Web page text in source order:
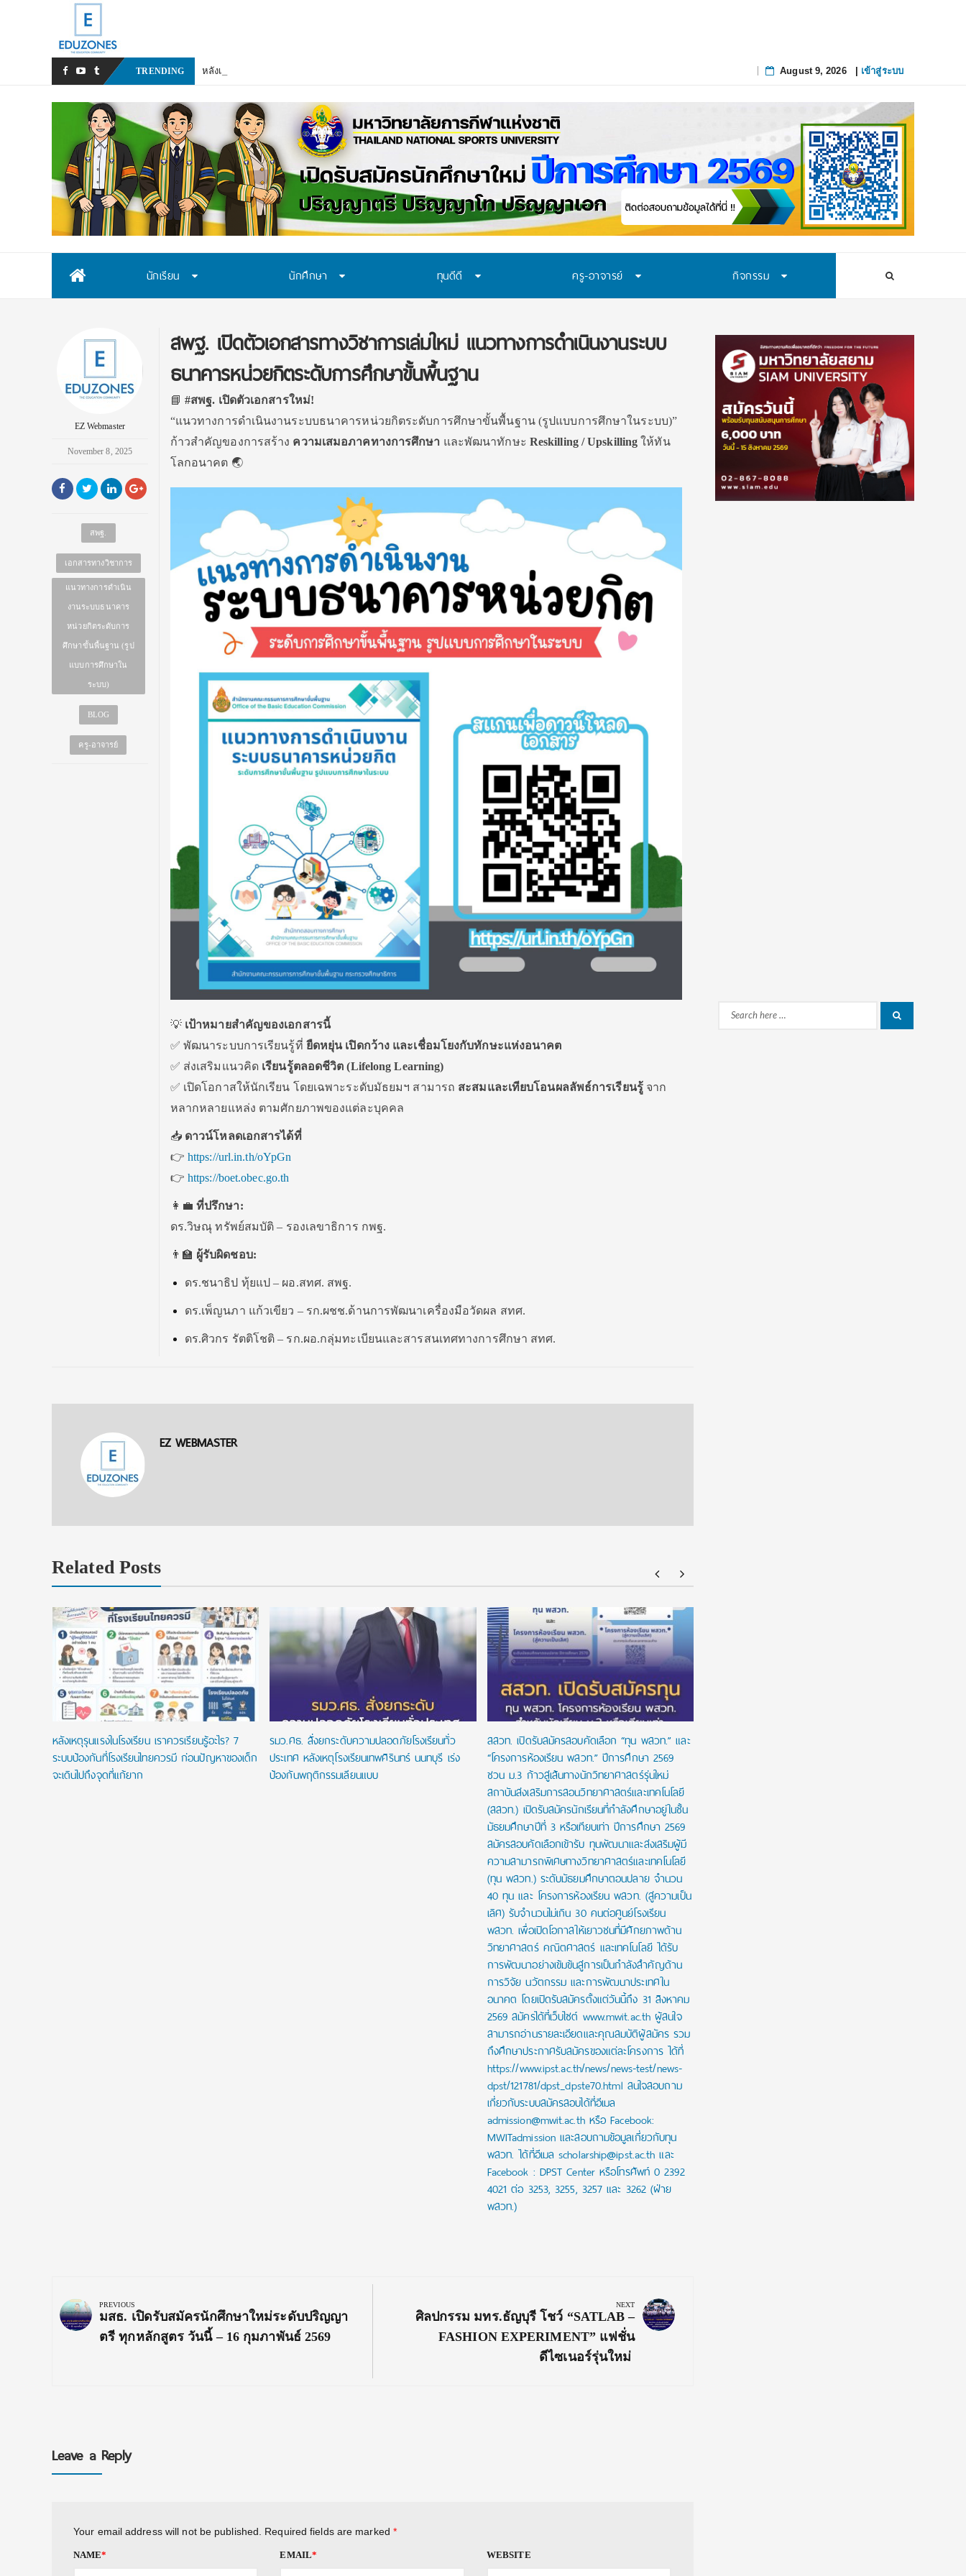
TRENDING
หลังเหตุรุนแรงในโรงเรียน เราควรเรียนรู้อะไร? 7 ระบบป้องกันที่โรงเรียนไ
August 9, 2026| เข้าสู่ระบบ
นักเรียน นักศึกษา ทุนดีดี ครู-อาจารย์ กิจกรรม
EZ Webmaster
November 8, 2025
สพฐ.
เอกสารทางวิชาการ
แนวทางการดำเนิน
งานระบบธนาคาร
หน่วยกิตระดับการ
ศึกษาขั้นพื้นฐาน (รูป
แบบการศึกษาใน
ระบบ)
BLOG
ครู-อาจารย์
สพฐ. เปิดตัวเอกสารทางวิชาการเล่มใหม่ แนวทางการดำเนินงานระบบ
ธนาคารหน่วยกิตระดับการศึกษาขั้นพื้นฐาน
📘 #สพฐ. เปิดตัวเอกสารใหม่!
“แนวทางการดำเนินงานระบบธนาคารหน่วยกิตระดับการศึกษาขั้นพื้นฐาน (รูปแบบการศึกษาในระบบ)”
ก้าวสำคัญของการสร้าง ความเสมอภาคทางการศึกษา และพัฒนาทักษะ Reskilling / Upskilling ให้ทัน
โลกอนาคต 🌏
💡 เป้าหมายสำคัญของเอกสารนี้
✅ พัฒนาระบบการเรียนรู้ที่ ยืดหยุ่น เปิดกว้าง และเชื่อมโยงกับทักษะแห่งอนาคต
✅ ส่งเสริมแนวคิด เรียนรู้ตลอดชีวิต (Lifelong Learning)
✅ เปิดโอกาสให้นักเรียน โดยเฉพาะระดับมัธยมฯ สามารถ สะสมและเทียบโอนผลลัพธ์การเรียนรู้จาก
หลากหลายแหล่ง ตามศักยภาพของแต่ละบุคคล
📥 ดาวน์โหลดเอกสารได้ที่
👉 https://url.in.th/oYpGn
👉 https://boet.obec.go.th
👩‍💼 ที่ปรึกษา:
ดร.วิษณุ ทรัพย์สมบัติ – รองเลขาธิการ กพฐ.
👨‍🏫 ผู้รับผิดชอบ:
ดร.ชนาธิป ทุ้ยแป – ผอ.สทศ. สพฐ.
ดร.เพ็ญนภา แก้วเขียว – รก.ผชช.ด้านการพัฒนาเครื่องมือวัดผล สทศ.
ดร.ศิวกร รัตติโชติ – รก.ผอ.กลุ่มทะเบียนและสารสนเทศทางการศึกษา สทศ.
EZ WEBMASTER
Related Posts
หลังเหตุรุนแรงในโรงเรียน เราควรเรียนรู้อะไร? 7
ระบบป้องกันที่โรงเรียนไทยควรมี ก่อนปัญหาของเด็ก
จะเดินไปถึงจุดที่แก้ยาก
รมว.ศธ. สั่งยกระดับความปลอดภัยโรงเรียนทั่ว
ประเทศ หลังเหตุโรงเรียนเทพศิรินทร์ นนทบุรี เร่ง
ป้องกันพฤติกรรมเลียนแบบ
สสวท. เปิดรับสมัครสอบคัดเลือก “ทุน พสวท.” และ
“โครงการห้องเรียน พสวท.” ปีการศึกษา 2569
ชวน ม.3 ก้าวสู่เส้นทางนักวิทยาศาสตร์รุ่นใหม่
สถาบันส่งเสริมการสอนวิทยาศาสตร์และเทคโนโลยี
(สสวท.) เปิดรับสมัครนักเรียนที่กำลังศึกษาอยู่ในชั้น
มัธยมศึกษาปีที่ 3 หรือเทียบเท่า ปีการศึกษา 2569
สมัครสอบคัดเลือกเข้ารับ ทุนพัฒนาและส่งเสริมผู้มี
ความสามารถพิเศษทางวิทยาศาสตร์และเทคโนโลยี
(ทุน พสวท.) ระดับมัธยมศึกษาตอนปลาย จำนวน
40 ทุน และ โครงการห้องเรียน พสวท. (สู่ความเป็น
เลิศ) รับจำนวนไม่เกิน 30 คนต่อศูนย์โรงเรียน
พสวท. เพื่อเปิดโอกาสให้เยาวชนที่มีศักยภาพด้าน
วิทยาศาสตร์ คณิตศาสตร์ และเทคโนโลยี ได้รับ
การพัฒนาอย่างเข้มข้นสู่การเป็นกำลังสำคัญด้าน
การวิจัย นวัตกรรม และการพัฒนาประเทศใน
อนาคต โดยเปิดรับสมัครตั้งแต่วันนี้ถึง 31 สิงหาคม
2569 สมัครได้ที่เว็บไซต์ www.mwit.ac.th ผู้สนใจ
สามารถอ่านรายละเอียดและคุณสมบัติผู้สมัคร รวม
ถึงศึกษาประกาศรับสมัครของแต่ละโครงการ ได้ที่
https://www.ipst.ac.th/news/news-test/news-
dpst/121781/dpst_dpste70.html สนใจสอบถาม
เกี่ยวกับระบบสมัครสอบได้ที่อีเมล
admission@mwit.ac.th หรือ Facebook:
MWITadmission และสอบถามข้อมูลเกี่ยวกับทุน
พสวท. ได้ที่อีเมล scholarship@ipst.ac.th และ
Facebook : DPST Center หรือโทรศัพท์ 0 2392
4021 ต่อ 3253, 3255, 3257 และ 3262 (ฝ่าย
พสวท.)
navigation
PREVIOUS
Previous
Post:
มสธ. เปิดรับสมัครนักศึกษาใหม่ระดับปริญญา
ตรี ทุกหลักสูตร วันนี้ – 16 กุมภาพันธ์ 2569
NEXT
Next
Post:
ศิลปกรรม มทร.ธัญบุรี โชว์ “SATLAB –
FASHION EXPERIMENT” แฟชั่น
ดีไซเนอร์รุ่นใหม่
Leave a Reply
Your email address will not be published. Required fields are marked *
NAME* EMAIL* WEBSITE
Search